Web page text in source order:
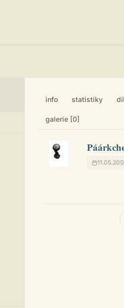
info statistiky
galerie [0]